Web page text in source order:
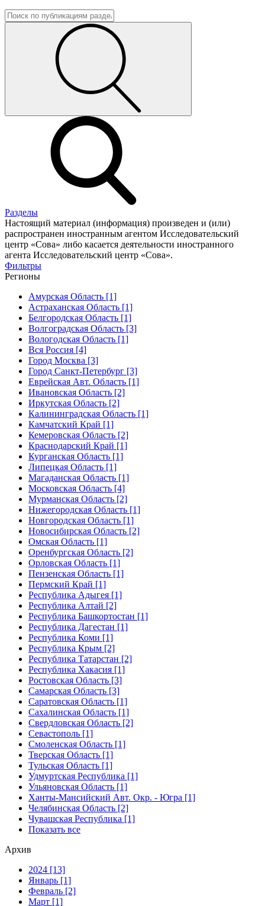
Разделы
Настоящий материал (информация) произведен и (или)
распространен иностранным агентом Исследовательский
центр «Сова» либо касается деятельности иностранного
агента Исследовательский центр «Сова».
Фильтры
Регионы
Амурская Область [1]
Астраханская Область [1]
Белгородская Область [1]
Волгоградская Область [3]
Вологодская Область [1]
Вся Россия [4]
Город Москва [3]
Город Санкт-Петербург [3]
Еврейская Авт. Область [1]
Ивановская Область [2]
Иркутская Область [2]
Калининградская Область [1]
Камчатский Край [1]
Кемеровская Область [2]
Краснодарский Край [1]
Курганская Область [1]
Липецкая Область [1]
Магаданская Область [1]
Московская Область [4]
Мурманская Область [2]
Нижегородская Область [1]
Новгородская Область [1]
Новосибирская Область [2]
Омская Область [1]
Оренбургская Область [2]
Орловская Область [1]
Пензенская Область [1]
Пермский Край [1]
Республика Адыгея [1]
Республика Алтай [2]
Республика Башкортостан [1]
Республика Дагестан [1]
Республика Коми [1]
Республика Крым [2]
Республика Татарстан [2]
Республика Хакасия [1]
Ростовская Область [3]
Самарская Область [3]
Саратовская Область [1]
Сахалинская Область [1]
Свердловская Область [2]
Севастополь [1]
Смоленская Область [1]
Тверская Область [1]
Тульская Область [1]
Удмуртская Республика [1]
Ульяновская Область [1]
Ханты-Мансийский Авт. Окр. - Югра [1]
Челябинская Область [2]
Чувашская Республика [1]
Показать все
Архив
2024 [13]
Январь [1]
Февраль [2]
Март [1]